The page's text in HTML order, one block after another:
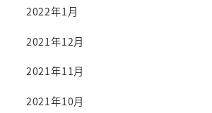
2022年1月
2021年12月
2021年11月
2021年10月